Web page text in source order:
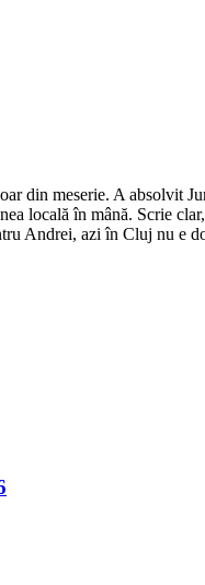
din meserie. A absolvit
locală în mână. Scrie
Andrei, azi în Cluj nu e